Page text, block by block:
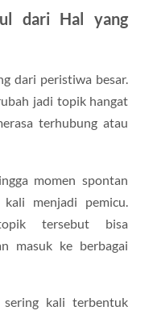
dari Hal yang
dari peristiwa besar.
jadi topik hangat
terhubung atau
momen spontan
menjadi pemicu.
tersebut bisa
masuk ke berbagai
kali terbentuk